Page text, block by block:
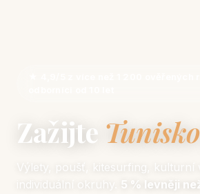
Zažijte Tunisko
Výlety, poušť, kitesurfing, kulturní
individuální okruhy. 5 % levněji